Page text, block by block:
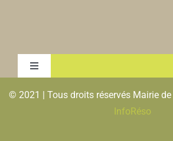
Toggle
MENTIONS LEGALES & RGPD
© 2021 | Tous droits réservés Mairie de
InfoRéso